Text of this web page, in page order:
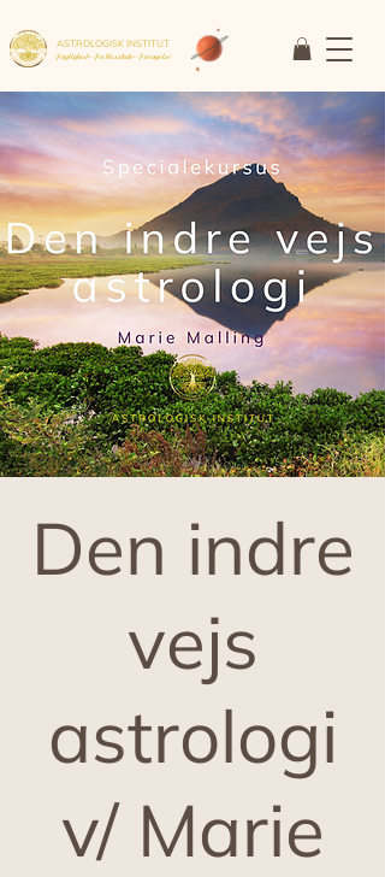
ASTROLOGISK INSTITUT
Faglighed • Fællesskab• Fornyelse
Den indre
vejs
astrologi
v/ Marie